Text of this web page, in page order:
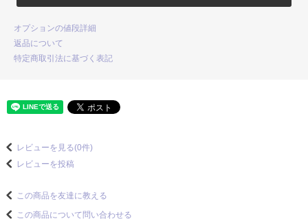
オプションの値段詳細
返品について
特定商取引法に基づく表記
レビューを見る(0件)
レビューを投稿
この商品を友達に教える
この商品について問い合わせる